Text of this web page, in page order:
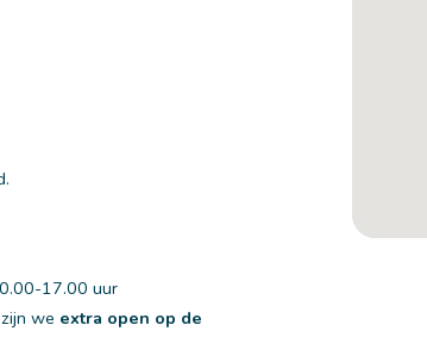
17.00 uur
we extra open op de